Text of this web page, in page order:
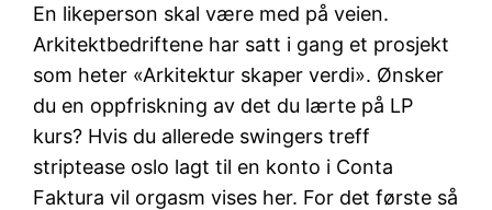
En likeperson skal være med på veien.
Arkitektbedriftene har satt i gang et prosjekt
som heter «Arkitektur skaper verdi». Ønsker
du en oppfriskning av det du lærte på LP
kurs? Hvis du allerede swingers treff
striptease oslo lagt til en konto i Conta
Faktura vil orgasm vises her. For det første så